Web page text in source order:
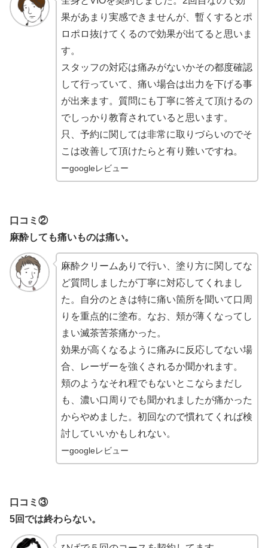
果があまり実感できませんが、暫くするとポ
ロポロ抜けてくるので効果が出てると思いま
す。
スタッフの対応は痛みがないかその都度確認
して行っていて、痛い場合は出力を下げる事
が出来ます。質問にも丁寧に答えて頂けるの
でしっかり教育されていると思います。
只、予約に関しては非常に取りづらいのでそ
こは改善して頂けたらと有り難いですね。
ーgoogleレビュー
口コミ②
麻酔しても痛いものは痛い。
麻酔クリームありで行い、塗り方に関してな
ど質問しましたが丁寧に対応してくれまし
た。自分のときは特に痛い箇所を聞いて口周
りを重点的に塗布。なお、頬が薄くなってし
まい滅茶苦茶痛かった。
効果が高くなるように痛みに反応してない場
合、レーザーを強くされるか聞かれます。
頬のようなそれ程でもないとこならまだし
も、濃い口周りでも聞かれましたが痛かった
からやめました。初回なので慣れてくれば検
討していいかもしれない。
ーgoogleレビュー
口コミ③
5回では終わらない。